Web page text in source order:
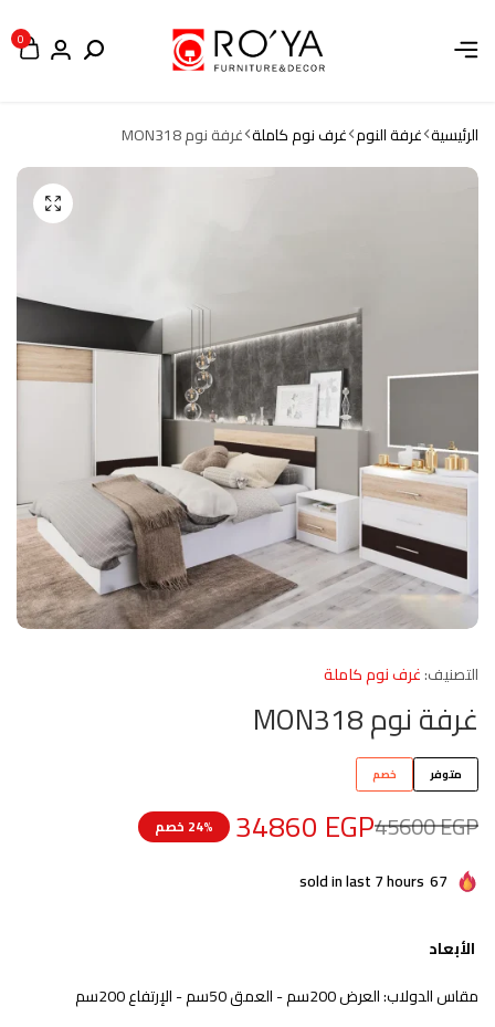
0
الرئيسية غرفة النوم غرف نوم كاملة غرفة نوم MON318
التصنيف:غرف نوم كاملة
غرفة نوم MON318
متوفر خصم
45600EGP
34860 EGP 24% خصم
67
sold in last 7 hours
الأبعاد
مقاس الدولاب: العرض 200سم - العمق 50سم - الإرتفاع 200سم